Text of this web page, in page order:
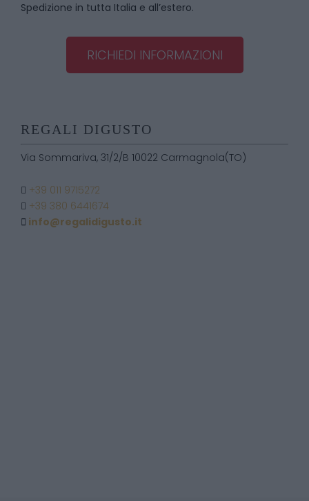
Spedizione in tutta Italia e all’estero.
RICHIEDI INFORMAZIONI
REGALI DIGUSTO
Via Sommariva, 31/2/B 10022 Carmagnola(TO)
+39 011 9715272
+39 380 6441674
info@regalidigusto.it